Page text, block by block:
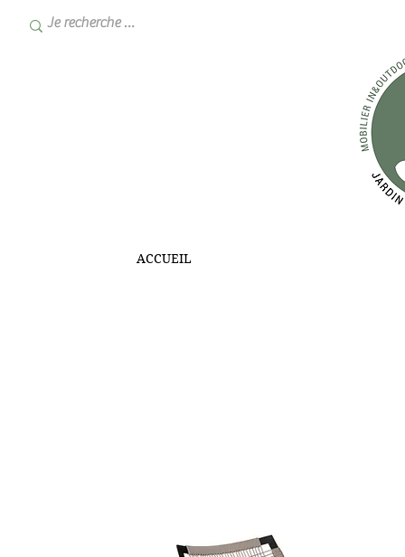
ACCUEIL